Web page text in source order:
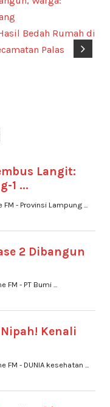
Bedah Rumah di
Palas